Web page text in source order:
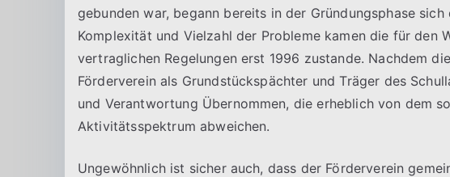
gebunden war, begann bereits in der Gründungsphase
Komplexität und Vielzahl der Probleme kamen die für den
vertraglichen Regelungen erst 1996 zustande. Nachdem
Förderverein als Grundstückspächter und Träger des
und Verantwortung Übernommen, die erheblich von dem
Aktivitätsspektrum abweichen.
Ungewöhnlich ist sicher auch, dass der Förderverein